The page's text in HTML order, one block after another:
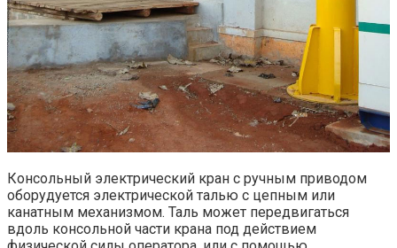
Консольный электрический кран с ручным приводом
оборудуется электрической талью с цепным или
канатным механизмом. Таль может передвигаться
вдоль консольной части крана под действием